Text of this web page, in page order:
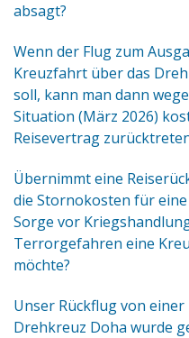
absagt?
Wenn der Flug zum
Kreuzfahrt über das
soll, kann man dann
Situation (März 2026)
Reisevertrag
Übernimmt eine
die Stornokosten für eine
Sorge vor
Terrorgefahren eine
möchte?
Unser Rückflug von
Drehkreuz Doha wurde